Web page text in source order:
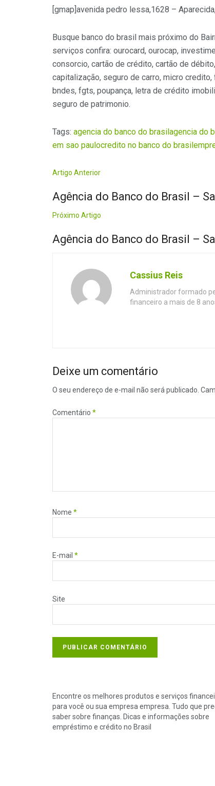
[gmap]avenida pedro lessa,1628 –
Busque banco do brasil mais próximo do
serviços confira: ourocard, ourocap,
consorcio, cartão de crédito, cartão de
capitalização, seguro de carro, micro
bndes, fgts, poupança, letra de crédito
seguro de patrimonio.
Tags: agencia do banco do brasil agencia do
em sao paulocredito no banco do brasil
Artigo Anterior
Agência do Banco do Brasil –
Próximo Artigo
Agência do Banco do Brasil –
Cassius Reis
Administrador formado
financeiro a mais de 8
Deixe um comentário
O seu endereço de e-mail não será publicado.
Comentário *
Nome *
E-mail *
Site
Encontre os melhores produtos e serviços
para você ou sua empresa empresa. Tudo que
saber sobre finanças. Dicas e informações sobre
empréstimo e crédito no Brasil